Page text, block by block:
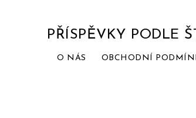
PŘÍSPĚVKY PODLE
O NÁS OBCHODNÍ